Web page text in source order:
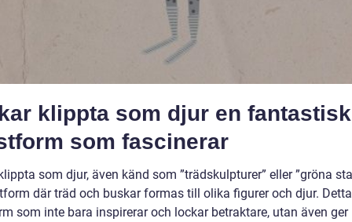
klippta som djur en fantastisk
som fascinerar
som djur, även känd som ”trädskulpturer” eller ”gröna
där träd och buskar formas till olika figurer och djur.
som inte bara inspirerar och lockar betraktare, utan även ger